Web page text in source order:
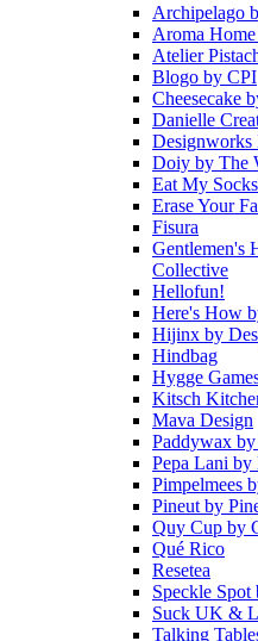
Archipelago
Aroma Home
Atelier
Blogo by CPI
Cheesecake
Danielle
Designworks
Doiy by The
Eat My Socks
Erase Your
Fisura
Gentlemen's
Collective
Hellofun!
Here's How
Hijinx by
Hindbag
Hygge
Kitsch
Mava Design
Paddywax by
Pepa Lani by
Pimpelmees
Pineut by
Quy Cup by
Qué Rico
Resetea
Speckle Spot
Suck UK &
Talking